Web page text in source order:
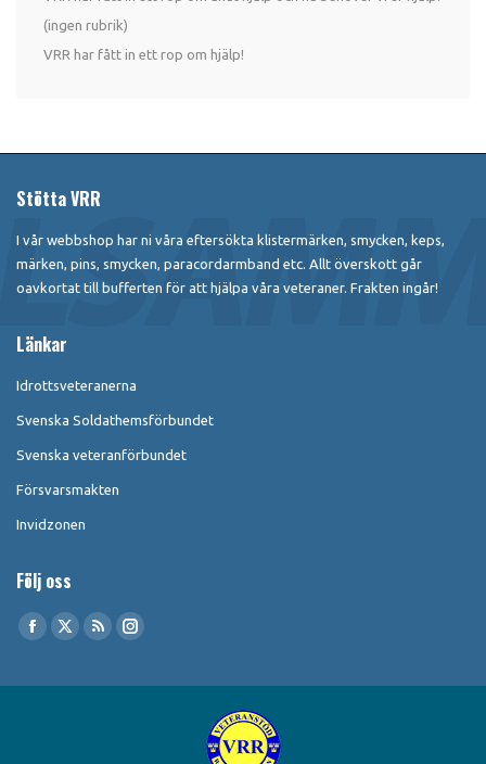
(ingen rubrik)
VRR har fått in ett rop om hjälp!
Stötta VRR
I vår webbshop har ni våra eftersökta klistermärken, smycken, keps,
märken, pins, smycken, paracordarmband etc. Allt överskott går
oavkortat till bufferten för att hjälpa våra veteraner. Frakten ingår!
Länkar
Idrottsveteranerna
Svenska Soldathemsförbundet
Svenska veteranförbundet
Försvarsmakten
Invidzonen
Följ oss
Find us on:
Facebook
X
Rss
Instagram